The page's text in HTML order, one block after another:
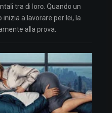
tra di loro. Quando un
a lavorare per lei, la
alla prova.